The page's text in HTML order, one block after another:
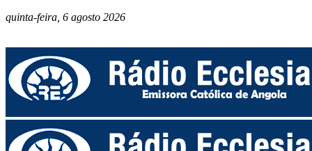
quinta-feira, 6 agosto 2026